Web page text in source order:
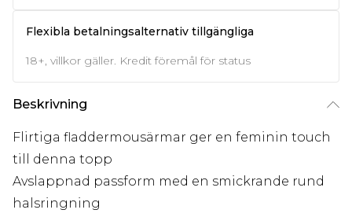
Flexibla betalningsalternativ tillgängliga
18+, villkor gäller. Kredit föremål för status
Beskrivning
Flirtiga fladdermousärmar ger en feminin touch
till denna topp
Avslappnad passform med en smickrande rund
halsringning